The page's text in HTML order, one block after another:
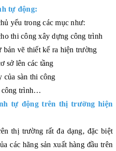
tự động:
yếu trong các mục như:
thi công xây dựng công trình
vẽ thiết kế ra hiện trường
sở lên các tầng
của sàn thi công
công trình…
tự động trên thị trường hiện
thị trường rất đa dạng, đặc biệt
các hãng sản xuất hàng đầu trên